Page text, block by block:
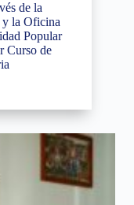
de la
y la Oficina
Popular
Curso de